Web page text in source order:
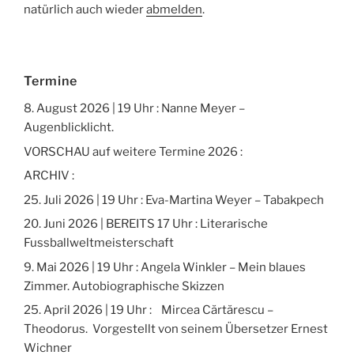
natürlich auch wiederabmelden.
Termine
8. August 2026 | 19 Uhr : Nanne Meyer –
Augenblicklicht.
VORSCHAU auf weitere Termine 2026 :
ARCHIV :
25. Juli 2026 | 19 Uhr : Eva-Martina Weyer – Tabakpech
20. Juni 2026 | BEREITS 17 Uhr : Literarische
Fussballweltmeisterschaft
9. Mai 2026 | 19 Uhr : Angela Winkler – Mein blaues
Zimmer. Autobiographische Skizzen
25. April 2026 | 19 Uhr : Mircea Cărtărescu –
Theodorus. Vorgestellt von seinem Übersetzer Ernest
Wichner